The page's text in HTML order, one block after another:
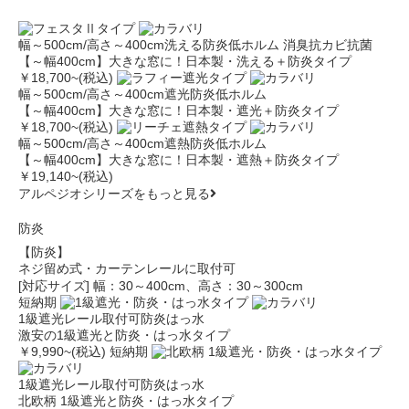
幅～500cm/高さ～400cm洗える防炎低ホルム 消臭抗カビ抗菌
【～幅400cm】大きな窓に！日本製・洗える＋防炎タイプ
￥18,700~(税込)
幅～500cm/高さ～400cm遮光防炎低ホルム
【～幅400cm】大きな窓に！日本製・遮光＋防炎タイプ
￥18,700~(税込)
幅～500cm/高さ～400cm遮熱防炎低ホルム
【～幅400cm】大きな窓に！日本製・遮熱＋防炎タイプ
￥19,140~(税込)
アルペジオシリーズをもっと見る
防炎
【防炎】
ネジ留め式・カーテンレールに取付可
[対応サイズ] 幅：30～400cm、高さ：30～300cm
短納期
1級遮光レール取付可防炎はっ水
激安の1級遮光と防炎・はっ水タイプ
￥9,990~(税込) 短納期
1級遮光レール取付可防炎はっ水
北欧柄 1級遮光と防炎・はっ水タイプ